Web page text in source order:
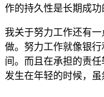
作的持久性是长期成功
我关于努力工作还有
做。努力工作就像银
间。而且在承担的责
发生在年轻的时候，虽